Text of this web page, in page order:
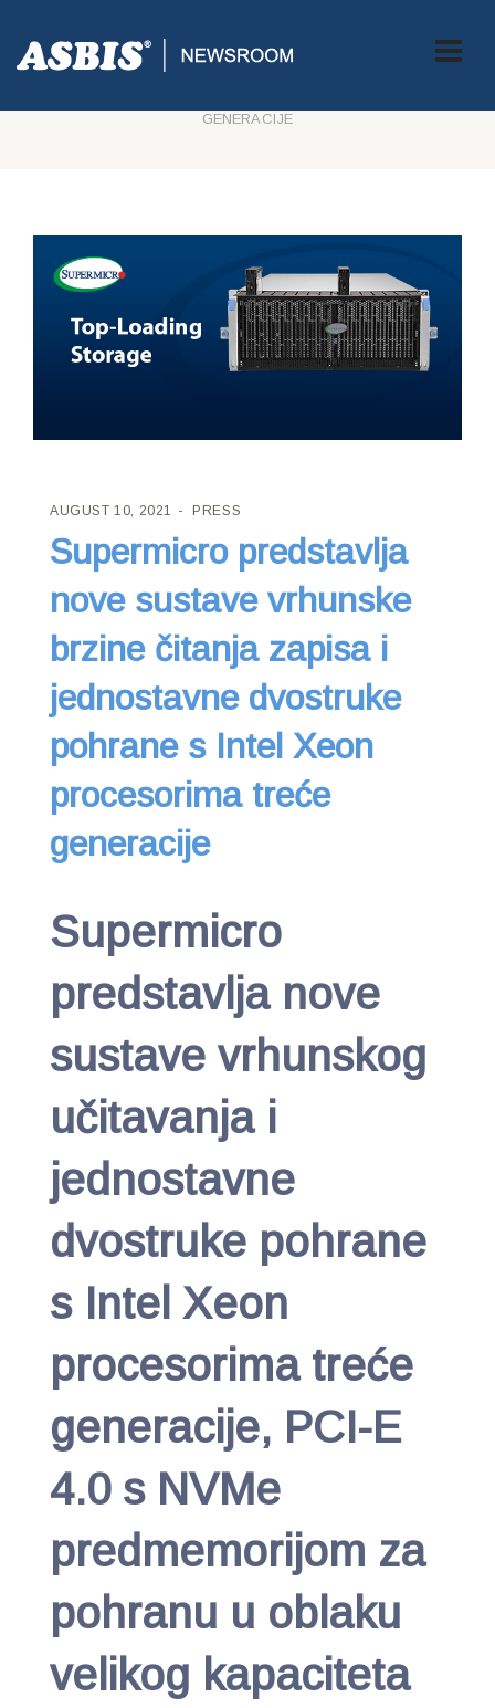
ASBIS CROATIA> PRESS> SUPERMICRO PREDSTAVLJA NOVE
SUSTAVE VRHUNSKE BRZINE ČITANJA ZAPISA I JEDNOSTAVNE
GENERACIJE
AUGUST 10, 2021 PRESS
Supermicro predstavlja
nove sustave vrhunske
brzine čitanja zapisa i
jednostavne dvostruke
pohrane s Intel Xeon
procesorima treće
generacije
Supermicro
predstavlja nove
sustave vrhunskog
učitavanja i
jednostavne
dvostruke pohrane
s Intel Xeon
procesorima treće
generacije, PCI-E
4.0 s NVMe
predmemorijom za
pohranu u oblaku
velikog kapaciteta